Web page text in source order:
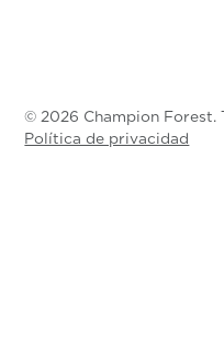
© 2026 Champion Forest.
Política de privacidad